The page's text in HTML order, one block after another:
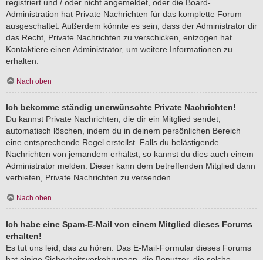
registriert und / oder nicht angemeldet, oder die Board-
Administration hat Private Nachrichten für das komplette Forum
ausgeschaltet. Außerdem könnte es sein, dass der Administrator dir
das Recht, Private Nachrichten zu verschicken, entzogen hat.
Kontaktiere einen Administrator, um weitere Informationen zu
erhalten.
Nach oben
Ich bekomme ständig unerwünschte Private Nachrichten!
Du kannst Private Nachrichten, die dir ein Mitglied sendet,
automatisch löschen, indem du in deinem persönlichen Bereich
eine entsprechende Regel erstellst. Falls du belästigende
Nachrichten von jemandem erhältst, so kannst du dies auch einem
Administrator melden. Dieser kann dem betreffenden Mitglied dann
verbieten, Private Nachrichten zu versenden.
Nach oben
Ich habe eine Spam-E-Mail von einem Mitglied dieses Forums
erhalten!
Es tut uns leid, das zu hören. Das E-Mail-Formular dieses Forums